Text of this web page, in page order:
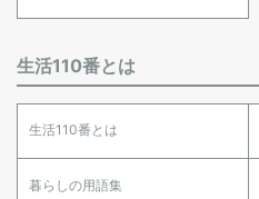
生活110番とは
生活110番とは
暮らしの用語集